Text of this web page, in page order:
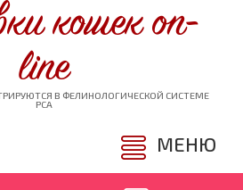
кошек on-
line
В ФЕЛИНОЛОГИЧЕСКОЙ СИСТЕМЕ
PCA
МЕНЮ